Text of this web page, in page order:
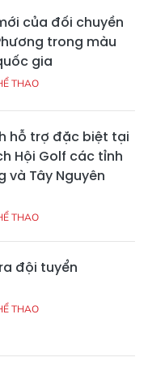
của đối chuyền
trong màu
gia
THAO
hỗ trợ đặc biệt tại
Hội Golf các tỉnh
và Tây Nguyên
THAO
đội tuyển
THAO